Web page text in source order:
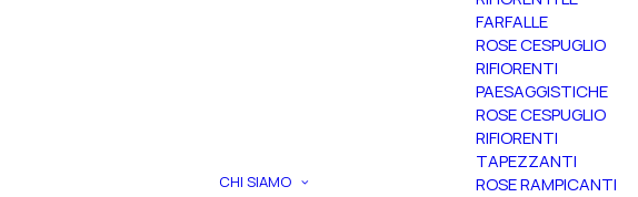
CHI SIAMO
FARFALLE
ROSE CESPUGLIO
RIFIORENTI
PAESAGGISTICHE
ROSE CESPUGLIO
RIFIORENTI
TAPEZZANTI
ROSE RAMPICANTI